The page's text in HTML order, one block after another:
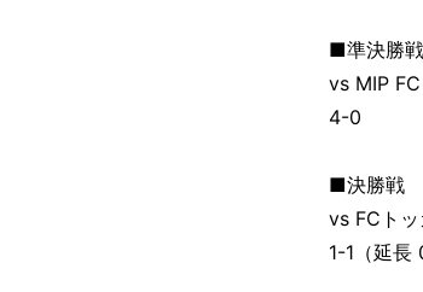
■準決勝戦
vs MIP FC
4-0
■決勝戦
vs FCトッ
1-1（延長